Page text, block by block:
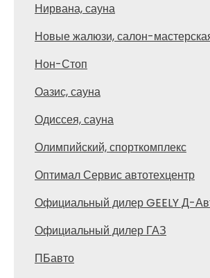
Нирвана, сауна
Новые жалюзи, салон-
Нон-Стоп
Оазис, сауна
Одиссея, сауна
Олимпийский, спорткомплекс
Оптимал Сервис автотехцентр
Официальный дилер GEELY Д-
Официальный дилер ГАЗ
ПБавто